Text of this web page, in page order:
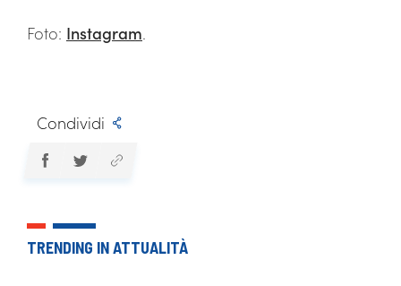
Foto: Instagram.
Condividi
TRENDING IN ATTUALITÀ